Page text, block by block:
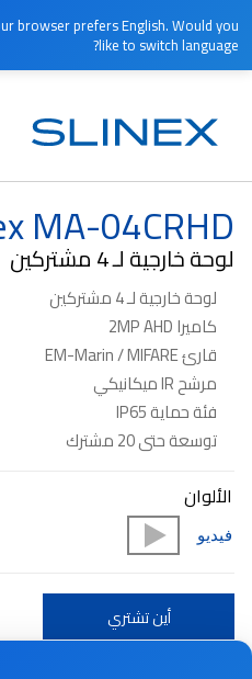
browser prefers English. Would you
like to switch language?
الرئيسية المنتجات
MA-04CRHD
لوحة خارجية لـ 4 مشتركين
لوحة خارجية لـ 4 مشتركين
كاميرا 2MP AHD
قارئ EM-Marin / MIFARE
مرشح IR ميكانيكي
فئة حماية IP65
توسعة حتى 20 مشترك
الألوان
فيديو
أين تشتري